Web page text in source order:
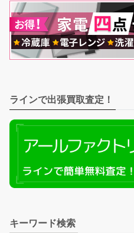
ラインで出張買取査定！
キーワード検索